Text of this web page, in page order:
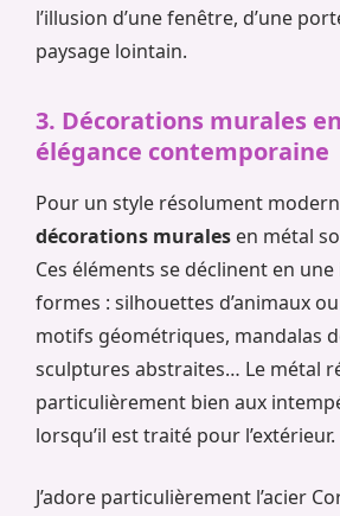
l’illusion d’une fenêtre, d’une
paysage lointain.
3. Décorations murales
élégance contemporaine
Pour un style résolument
décorations murales en métal
Ces éléments se déclinent en
formes : silhouettes d’animaux
motifs géométriques, mandalas
sculptures abstraites… Le métal
particulièrement bien aux
lorsqu’il est traité pour l’extérieur.
J’adore particulièrement l’acier